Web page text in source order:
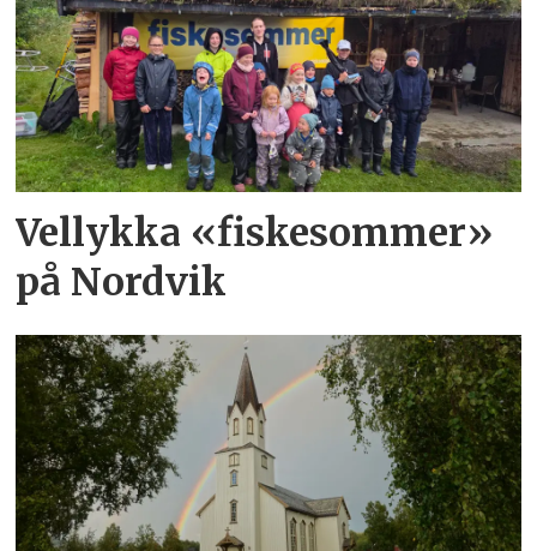
Vellykka «fiskesommer»
på Nordvik